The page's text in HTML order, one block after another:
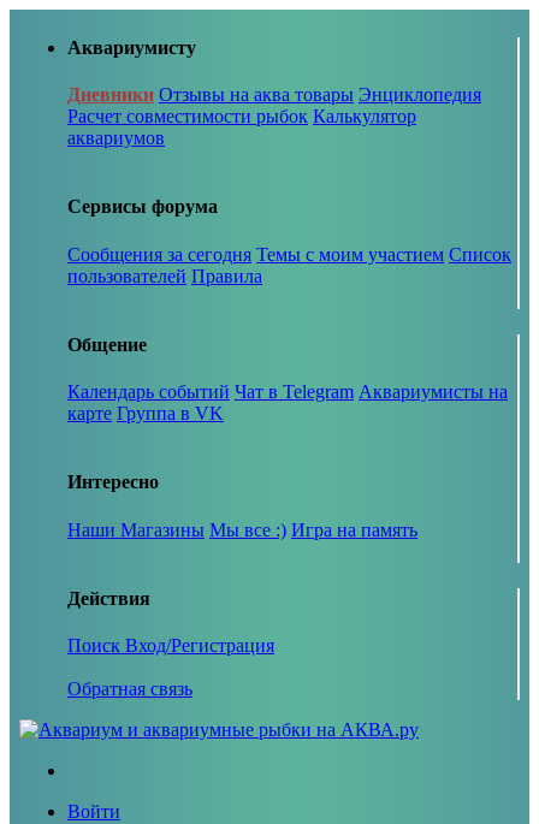
Аквариумисту
Дневники Отзывы на аква товары Энциклопедия
Расчет совместимости рыбок Калькулятор
аквариумов
Сервисы форума
Сообщения за сегодня Темы с моим участием Список
пользователей Правила
Общение
Календарь событий Чат в Telegram Аквариумисты на
карте Группа в VK
Интересно
Наши Магазины Мы все :) Игра на память
Действия
Поиск Вход/Регистрация
Обратная связь
Войти